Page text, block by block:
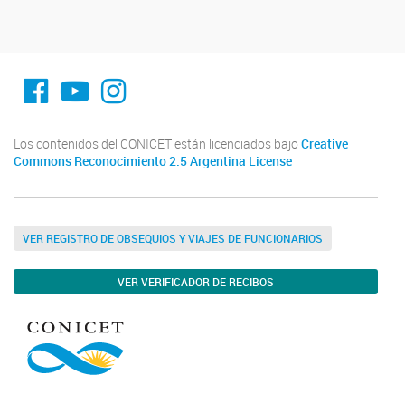
fa-facebook
YouTube
Instagram
Los contenidos del CONICET están licenciados bajo Creative
Commons Reconocimiento 2.5 Argentina License
VER REGISTRO DE OBSEQUIOS Y VIAJES DE FUNCIONARIOS
VER VERIFICADOR DE RECIBOS